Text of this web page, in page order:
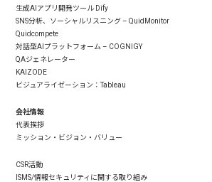
生成AIアプリ開発ツール Dify
SNS分析、ソーシャルリスニング – QuidMonitor
Quidcompete
対話型AIプラットフォーム – COGNIGY
QAジェネレーター
KAIZODE
ビジュアライゼーション：Tableau
会社情報
代表挨拶
ミッション・ビジョン・バリュー
CSR活動
ISMS/情報セキュリティに関する取り組み